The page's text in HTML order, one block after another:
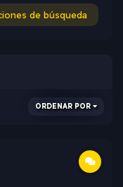
de búsqueda
ORDENAR POR